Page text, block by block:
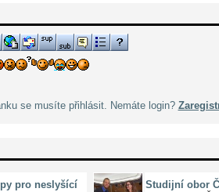
se musíte přihlásit. Nemáte login?
pro neslyšící
Studijní obor